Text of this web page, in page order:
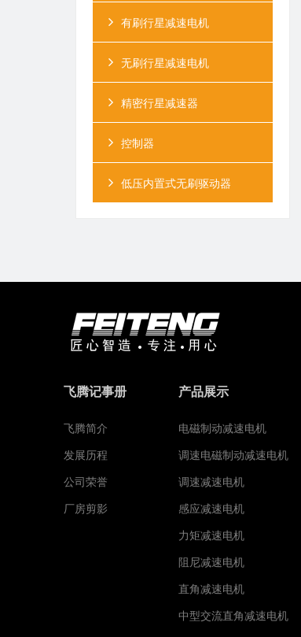
有刷行星减速电机
无刷行星减速电机
精密行星减速器
控制器
低压内置式无刷驱动器
飞腾记事册
飞腾简介
发展历程
公司荣誉
厂房剪影
产品展示
电磁制动减速电机
调速电磁制动减速电机
调速减速电机
感应减速电机
力矩减速电机
阻尼减速电机
直角减速电机
中型交流直角减速电机